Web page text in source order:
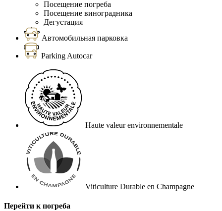
Посещение погреба
Посещение виноградника
Дегустация
Автомобильная парковка
Parking Autocar
Haute valeur environnementale
Viticulture Durable en Champagne
Перейти к погреба